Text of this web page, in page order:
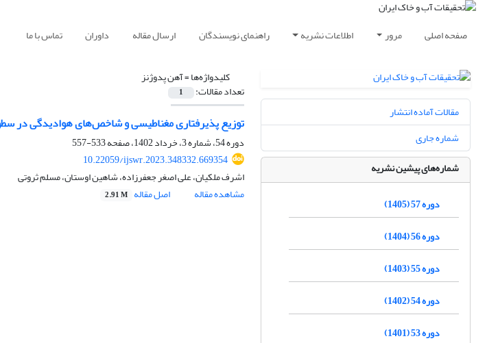
صفحه اصلی مرور اطلاعات نشریه راهنمای نویسندگان ارسال مقاله داوران تماس با ما
کلیدواژه‌ها =آهن پدوژنز
تعداد مقالات: 1
توزیع پذیرفتاری مغناطیسی و شاخص‌های هوادیدگی در
دوره 54، شماره 3، خرداد 1402، صفحه
533-557
10.22059/ijswr.2023.348332.669354
اشرف ملکیان، علی اصغر جعفرزاده، شاهین اوستان، مسلم ثروتی
مشاهده مقاله
اصل مقاله 2.91 M
مقالات آماده انتشار
شماره جاری
شماره‌های پیشین نشریه
دوره 57 (1405)
دوره 56 (1404)
دوره 55 (1403)
دوره 54 (1402)
دوره 53 (1401)